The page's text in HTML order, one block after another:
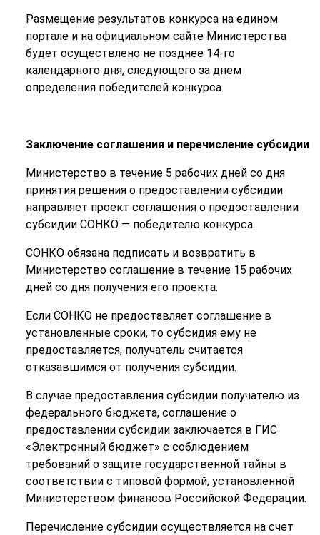
Размещение результатов конкурса на едином
портале и на официальном сайте Министерства
будет осуществлено не позднее 14-го
календарного дня, следующего за днем
определения победителей конкурса.
Заключение соглашения и перечисление субсидии
Министерство в течение 5 рабочих дней со дня
принятия решения о предоставлении субсидии
направляет проект соглашения о предоставлении
субсидии СОНКО — победителю конкурса.
СОНКО обязана подписать и возвратить в
Министерство соглашение в течение 15 рабочих
дней со дня получения его проекта.
Если СОНКО не предоставляет соглашение в
установленные сроки, то субсидия ему не
предоставляется, получатель считается
отказавшимся от получения субсидии.
В случае предоставления субсидии получателю из
федерального бюджета, соглашение о
предоставлении субсидии заключается в ГИС
«Электронный бюджет» с соблюдением
требований о защите государственной тайны в
соответствии с типовой формой, установленной
Министерством финансов Российской Федерации.
Перечисление субсидии осуществляется на счет